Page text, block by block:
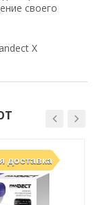
своего
X
доставка